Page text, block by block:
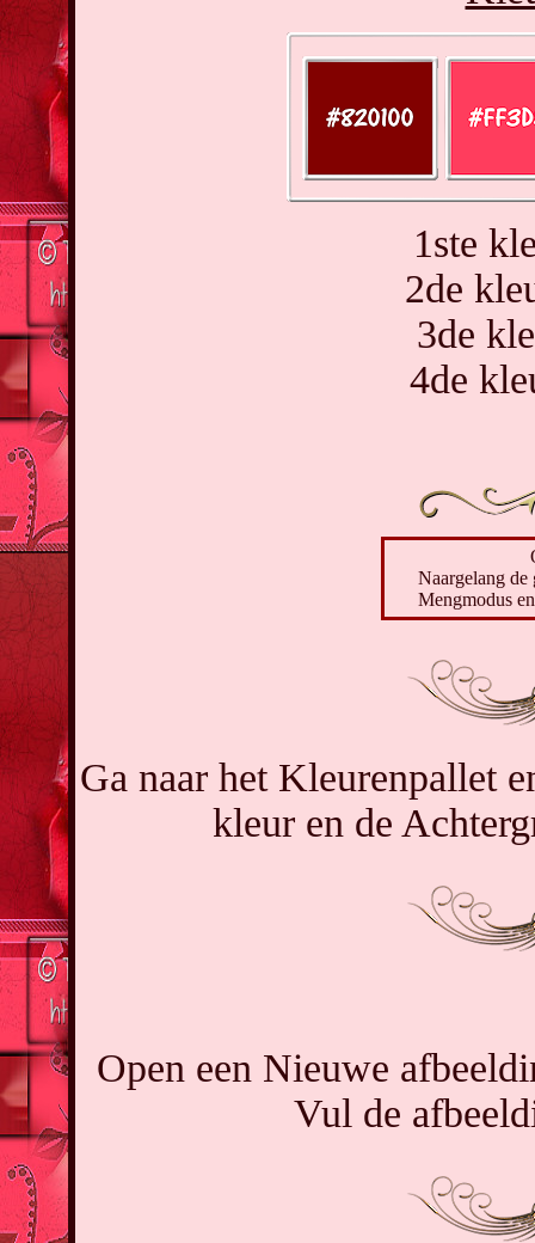
1ste
2de
3de
4de
Naargelang de
Mengmodus
Ga naar het Kleurenpallet
kleur en de
Open een Nieuwe
Vul de